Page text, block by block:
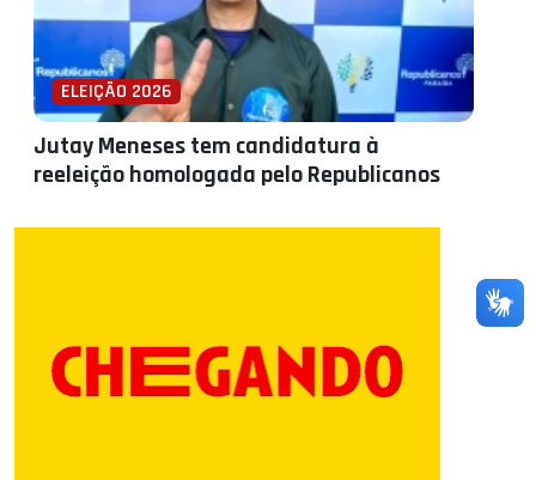
ELEIÇÃO 2026
Jutay Meneses tem candidatura à
reeleição homologada pelo Republicanos